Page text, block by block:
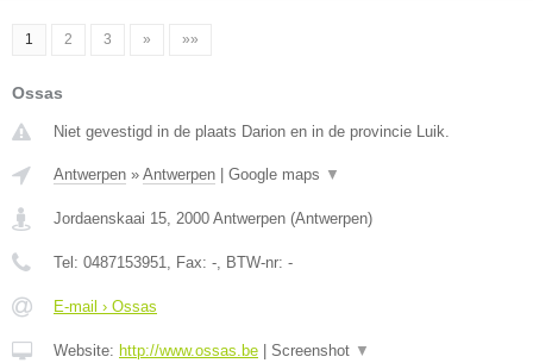
1 2 3 » »»
Ossas
Niet gevestigd in de plaats Darion en in de provincie Luik.
Antwerpen » Antwerpen Google maps ▼
Jordaenskaai 15, 2000 Antwerpen (Antwerpen)
Tel: 0487153951, Fax: -, BTW-nr: -
E-mail › Ossas
Website: http://www.ossas.be Screenshot ▼